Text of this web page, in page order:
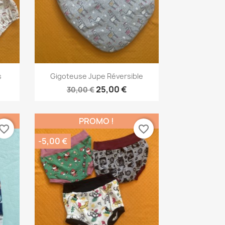
Aperçu rapide
Gigoteuse Jupe Réversible
30,00 €25,00 €
PROMO !
-5,00 €
favorite_border